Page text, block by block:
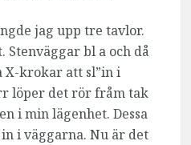
jag upp tre tavlor.
bl a och då
X-krokar att sl”in i
löper det rör fråm tak
i min lägenhet. Dessa
i väggarna. Nu är det